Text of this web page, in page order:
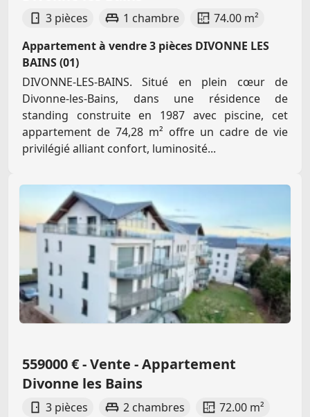
3 pièces 1 chambre
74.00 m²
Appartement à vendre 3 pièces DIVONNE LES
BAINS (01)
DIVONNE-LES-BAINS. Situé en plein cœur de
Divonne-les-Bains, dans une résidence de
standing construite en 1987 avec piscine, cet
appartement de 74,28 m² offre un cadre de vie
privilégié alliant confort, luminosité...
559000 € - Vente - Appartement
Divonne les Bains
3 pièces 2 chambres
72.00 m²